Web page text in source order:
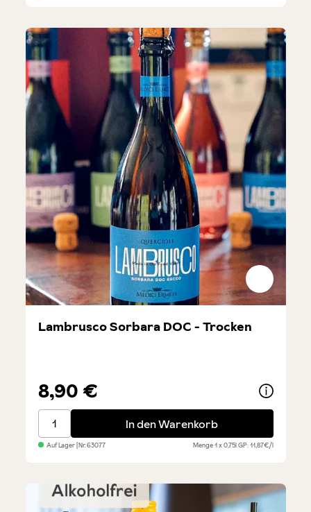
Lambrusco Sorbara DOC - Trocken
8,90 €
Lambrusco Sorbara DOC - Trocken
In den Warenkorb
Auf Lager| Nr.63077 Menge1 x 0,75lGP: 11,87€/l